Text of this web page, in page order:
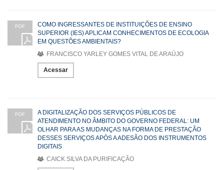
PDF
COMO INGRESSANTES DE INSTITUIÇÕES DE ENSINO
SUPERIOR (IES) APLICAM CONHECIMENTOS DE ECOLOGIA
EM QUESTÕES AMBIENTAIS?
FRANCISCO YARLEY GOMES VITAL DE ARAÚJO
Acessar
PDF
A DIGITALIZAÇÃO DOS SERVIÇOS PÚBLICOS DE
ATENDIMENTO NO ÂMBITO DO GOVERNO FEDERAL: UM
OLHAR PARA AS MUDANÇAS NA FORMA DE PRESTAÇÃO
DESSES SERVIÇOS APÓS A ADESÃO DOS INSTRUMENTOS
DIGITAIS
CAICK SILVA DA PURIFICAÇÃO